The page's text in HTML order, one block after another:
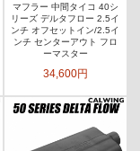
マフラー 中間タイコ 40シ
リーズ デルタフロー 2.5イ
ンチ オフセットイン/2.5イ
ンチ センターアウト フロ
ーマスター
34,600円